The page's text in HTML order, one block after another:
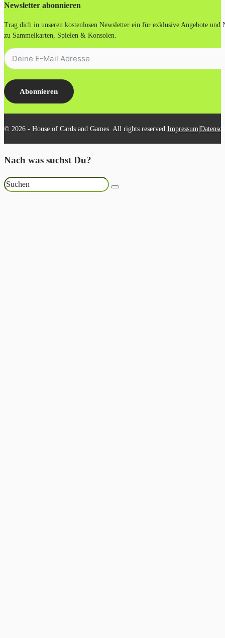
Newsletter abonnieren
Trag dich in unseren kostenlosen Newsletter ein für exklusive Angebote und
zu Sammelkarten, Spielen & Konsolen.
Abonnieren
© 2026 - House of Cards and Games. All rights reserved. Impressum|
Nach was suchst Du?
Suchen